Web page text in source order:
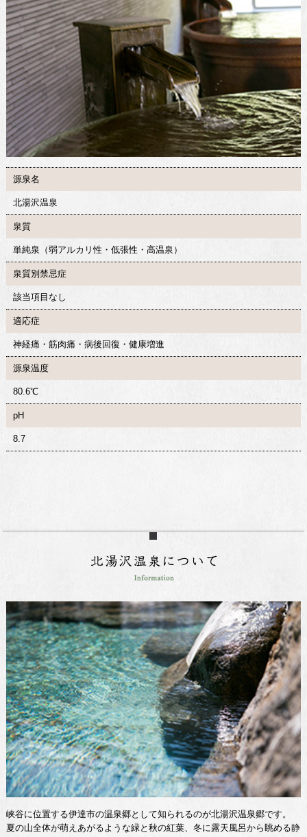
源泉名
北湯沢温泉
泉質
単純泉（弱アルカリ性・低張性・高温泉）
泉質別禁忌症
該当項目なし
適応症
神経痛・筋肉痛・病後回復・健康増進
源泉温度
80.6℃
pH
8.7
峡谷に位置する伊達市の温泉郷として知られるのが北湯沢温泉郷です。
夏の山全体が萌えあがるような緑と秋の紅葉、冬に露天風呂から眺める静